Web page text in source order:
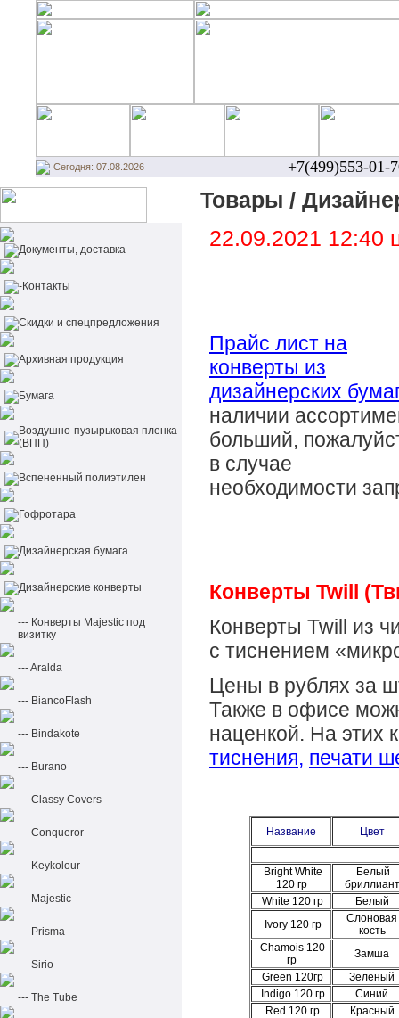
Сегодня: 07.08.2026 +7(499)553-01-
Документы, доставка
-Контакты
Cкидки и спецпредложения
Архивная продукция
Бумага
Воздушно-пузырьковая пленка
(ВПП)
Вспененный полиэтилен
Гофротара
Дизайнерская бумага
Дизайнерские конверты
--- Конверты Majestic под
визитку
--- Aralda
--- BiancoFlash
--- Bindakote
--- Burano
--- Classy Covers
--- Conqueror
--- Keykolour
--- Majestic
--- Prisma
--- Sirio
--- The Tube
Товары /
22.09.2021 12:40
Прайс лист на
конверты из
дизайнерских бумаг
наличии
больший,
в случае
необходимости
Конверты Twill
Конверты Twill из
с тиснением
Цены в рублях за
Также в офисе
наценкой. На этих
тиснения, печати
Название Цвет
Bright White
120 гр
Белый
бриллиант
White 120 гр
Белый
Ivory 120 гр
Слоновая
кость
Chamois 120
гр
Замша
Green 120гр
Зеленый
Indigo 120 гр
Синий
Red 120 гр
Красный